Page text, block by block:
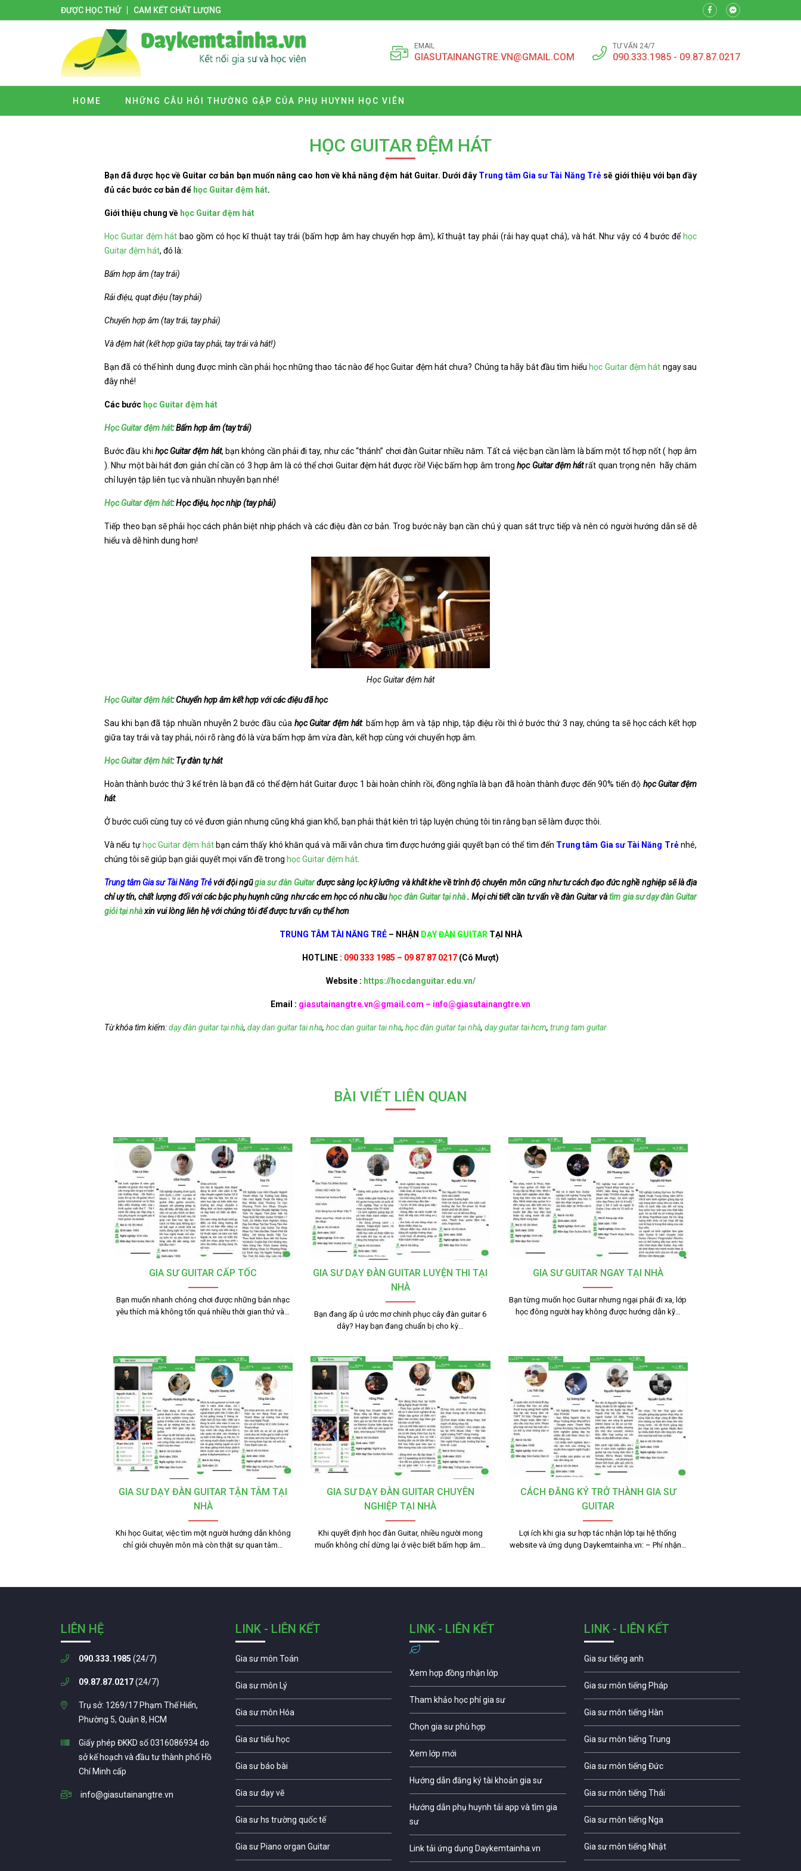
ĐƯỢC HỌC THỬ CAM KẾT CHẤT LƯỢNG
EMAIL
GIASUTAINANGTRE.VN@GMAIL.COM
TƯ VẤN 24/7
090.333.1985 - 09.87.87.0217
HOME NHỮNG CÂU HỎI THƯỜNG GẶP CỦA PHỤ HUYNH HỌC VIÊN
HỌC GUITAR ĐỆM HÁT
Bạn đã được học về Guitar cơ bản bạn muốn nâng cao hơn về khả năng đệm hát Guitar. Dưới đây Trung tâm Gia sư Tài Năng Trẻsẽ giới thiệu với bạn đầy
đủ các bước cơ bản để học Guitar đệm hát.
Giới thiệu chung về học Guitar đệm hát
Học Guitar đệm hát bao gồm có học kĩ thuật tay trái (bấm hợp âm hay chuyển hợp âm), kĩ thuật tay phải (rải hay quạt chả), và hát. Như vậy có 4 bước để học
Guitar đệm hát, đó là:
Bấm hợp âm (tay trái)
Rải điệu, quạt điệu (tay phải)
Chuyển hợp âm (tay trái, tay phải)
Và đệm hát (kết hợp giữa tay phải, tay trái và hát!)
Bạn đã có thể hình dung được mình cần phải học những thao tác nào để học Guitar đệm hát chưa? Chúng ta hãy bắt đầu tìm hiểu học Guitar đệm hát ngay sau
đây nhé!
Các bước học Guitar đệm hát
Học Guitar đệm hát: Bấm hợp âm (tay trái)
Bước đầu khi học Guitar đệm hát, bạn không cần phải đi tay, như các “thánh” chơi đàn Guitar nhiều năm. Tất cả việc bạn cần làm là bấm một tổ hợp nốt ( hợp âm
). Như một bài hát đơn giản chỉ cần có 3 hợp âm là có thể chơi Guitar đệm hát được rồi! Việc bấm hợp âm tronghọc Guitar đệm hátrất quan trọng nên hãy chăm
chỉ luyện tập liên tục và nhuần nhuyễn bạn nhé!
Học Guitar đệm hát: Học điệu, học nhịp (tay phải)
Tiếp theo bạn sẽ phải học cách phân biệt nhịp phách và các điệu đàn cơ bản. Trog bước này bạn cần chú ý quan sát trực tiếp và nên có người hướng dẫn sẽ dễ
hiểu và dễ hình dung hơn!
Học Guitar đệm hát
Học Guitar đệm hát: Chuyển hợp âm kết hợp với các điệu đã học
Sau khi bạn đã tập nhuần nhuyễn 2 bước đầu của học Guitar đệm hát: bấm hợp âm và tập nhịp, tập điệu rồi thì ở bước thứ 3 nay, chúng ta sẽ học cách kết hợp
giữa tay trái và tay phải, nói rõ ràng đó là vừa bấm hợp âm vừa đàn, kết hợp cùng với chuyển hợp âm.
Học Guitar đệm hát: Tự đàn tự hát
Hoàn thành bước thứ 3 kể trên là bạn đã có thể đệm hát Guitar được 1 bài hoàn chỉnh rồi, đồng nghĩa là bạn đã hoàn thành được đến 90% tiến độ học Guitar đệm
hát.
Ở bước cuối cùng tuy có vẻ đươn giản nhưng cũng khá gian khổ, bạn phải thật kiên trì tập luyện chúng tôi tin rằng bạn sẽ làm được thôi.
Và nếu tự học Guitar đệm hátbạn cảm thấy khó khăn quá và mãi vẫn chưa tìm được hướng giải quyết bạn có thể tìm đến Trung tâm Gia sư Tài Năng Trẻ nhé,
chúng tôi sẽ giúp bạn giải quyết mọi vấn đề trong học Guitar đệm hát
Trung tâm Gia sư Tài Năng Trẻvới đội ngũgia sư đàn Guitarđược sàng lọc kỹ lưỡng và khắt khe về trình độ chuyên môn cũng như tư cách đạo đức nghề nghiệp sẽ là địa
chỉ uy tín, chất lượng đối với các bậc phụ huynh cũng như các em học có nhu cầuhọc đàn Guitar tại nhà. Mọi chi tiết cần tư vấn về đàn Guitar vàtìm gia sư dạy đàn Guitar
giỏi tại nhàxin vui lòng liên hệ với chúng tôi để được tư vấn cụ thể hơn
TRUNG TÂM TÀI NĂNG TRẺ– NHẬN DẠY ĐÀN GUITAR TẠI NHÀ
HOTLINE : 090 333 1985 – 09 87 87 0217 (Cô Mượt)
Website : https://hocdanguitar.edu.vn/
Email : giasutainangtre.vn@gmail.com – info@giasutainangtre.vn
Từ khóa tìm kiếm:dạy đàn guitar tại nhà, day dan guitar tai nha, hoc dan guitar tai nha, học đàn guitar tại nhà, day guitar tai hcm, trung tam guitar
BÀI VIẾT LIÊN QUAN
GIA SƯ GUITAR CẤP TỐC
Bạn muốn nhanh chóng chơi được những bản nhạc
yêu thích mà không tốn quá nhiều thời gian thử và…
GIA SƯ DẠY ĐÀN GUITAR LUYỆN THI TẠI
NHÀ
Bạn đang ấp ủ ước mơ chinh phục cây đàn guitar 6
dây? Hay bạn đang chuẩn bị cho kỳ…
GIA SƯ GUITAR NGAY TẠI NHÀ
Bạn từng muốn học Guitar nhưng ngại phải đi xa, lớp
học đông người hay không được hướng dẫn kỹ…
GIA SƯ DẠY ĐÀN GUITAR TẬN TÂM TẠI
NHÀ
Khi học Guitar, việc tìm một người hướng dẫn không
chỉ giỏi chuyên môn mà còn thật sự quan tâm…
GIA SƯ DẠY ĐÀN GUITAR CHUYÊN
NGHIỆP TẠI NHÀ
Khi quyết định học đàn Guitar, nhiều người mong
muốn không chỉ dừng lại ở việc biết bấm hợp âm…
CÁCH ĐĂNG KÝ TRỞ THÀNH GIA SƯ
GUITAR
Lợi ích khi gia sư hợp tác nhận lớp tại hệ thống
website và ứng dụng Daykemtainha.vn: – Phí nhận…
LIÊN HỆ
090.333.1985 (24/7)
09.87.87.0217(24/7)
Trụ sở: 1269/17 Phạm Thế Hiển,
Phường 5, Quận 8, HCM
Giấy phép ĐKKD số 0316086934 do
sở kế hoạch và đầu tư thành phố Hồ
Chí Minh cấp
info@giasutainangtre.vn
LINK - LIÊN KẾT
Gia sư môn Toán
Gia sư môn Lý
Gia sư môn Hóa
Gia sư tiểu học
Gia sư báo bài
Gia sư dạy vẽ
Gia sư hs trường quốc tế
Gia sư Piano organ Guitar
LINK - LIÊN KẾT
Xem hợp đồng nhận lớp
Tham khảo học phí gia sư
Chọn gia sư phù hợp
Xem lớp mới
Hướng dẫn đăng ký tài khoản gia sư
Hướng dẫn phụ huynh tải app và tìm gia
sư
Link tải ứng dụng Daykemtainha.vn
LINK - LIÊN KẾT
Gia sư tiếng anh
Gia sư môn tiếng Pháp
Gia sư môn tiếng Hàn
Gia sư môn tiếng Trung
Gia sư môn tiếng Đức
Gia sư môn tiếng Thái
Gia sư môn tiếng Nga
Gia sư môn tiếng Nhật